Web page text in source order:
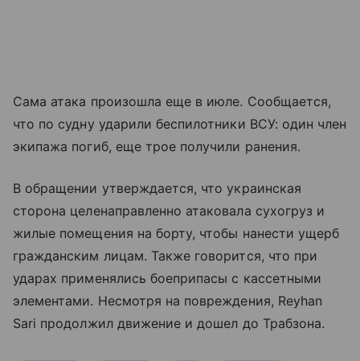
Сама атака произошла еще в июле. Сообщается,
что по судну ударили беспилотники ВСУ: один член
экипажа погиб, еще трое получили ранения.
В обращении утверждается, что украинская
сторона целенаправленно атаковала сухогруз и
жилые помещения на борту, чтобы нанести ущерб
гражданским лицам. Также говорится, что при
ударах применялись боеприпасы с кассетными
элементами. Несмотря на повреждения, Reyhan
Sari продолжил движение и дошел до Трабзона.